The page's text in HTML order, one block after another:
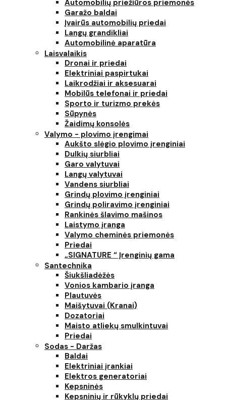
Automobilių priežiūros priemonės
Garažo baldai
Įvairūs automobilių priedai
Langų grandikliai
Automobilinė aparatūra
Laisvalaikis
Dronai ir priedai
Elektriniai paspirtukai
Laikrodžiai ir aksesuarai
Mobilūs telefonai ir priedai
Sporto ir turizmo prekės
Sūpynės
Žaidimų konsolės
Valymo - plovimo įrengimai
Aukšto slėgio plovimo įrenginiai
Dulkių siurbliai
Garo valytuvai
Langų valytuvai
Vandens siurbliai
Grindų plovimo įrenginiai
Grindų poliravimo įrenginiai
Rankinės šlavimo mašinos
Laistymo įranga
Valymo cheminės priemonės
Priedai
„SIGNATURE “ Įrenginių gama
Santechnika
Šiukšliadėžės
Vonios kambario įranga
Plautuvės
Maišytuvai (Kranai)
Dozatoriai
Maisto atliekų smulkintuvai
Priedai
Sodas - Daržas
Baldai
Elektriniai įrankiai
Elektros generatoriai
Kepsninės
Kepsninių ir rūkyklų priedai